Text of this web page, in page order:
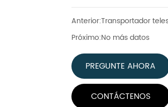
Anterior:Transportador
Próximo:No más datos
PREGUNTE AHORA
CONTÁCTENOS